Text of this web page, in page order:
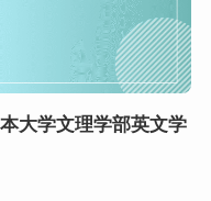
大学文理学部英文学